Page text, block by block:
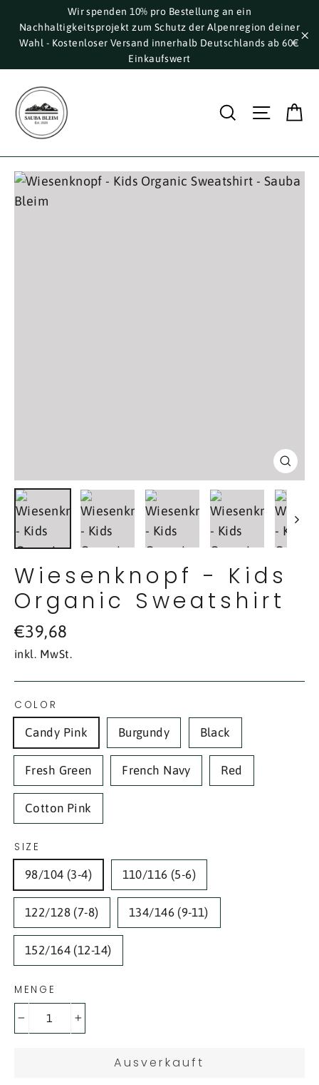
zum
Inhalt
Wir spenden 10% pro Bestellung an ein
Nachhaltigkeitsprojekt zum Schutz der Alpenregion deiner
Wahl - Kostenloser Versand innerhalb Deutschlands ab 60€
Einkaufswert
Suche
Wiesenknopf - Kids
Organic Sweatshirt
Normaler
Preis
€39,68
inkl. MwSt.
COLOR
Candy Pink Burgundy Black
Fresh Green French Navy Red
Cotton Pink
SIZE
98/104 (3-4) 110/116 (5-6)
122/128 (7-8) 134/146 (9-11)
152/164 (12-14)
MENGE
Ausverkauft